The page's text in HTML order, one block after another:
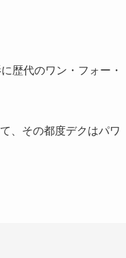
歴代のワン・フォー・
、その都度デクはパワ